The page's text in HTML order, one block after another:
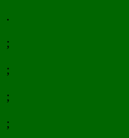
.
;
;
;
;